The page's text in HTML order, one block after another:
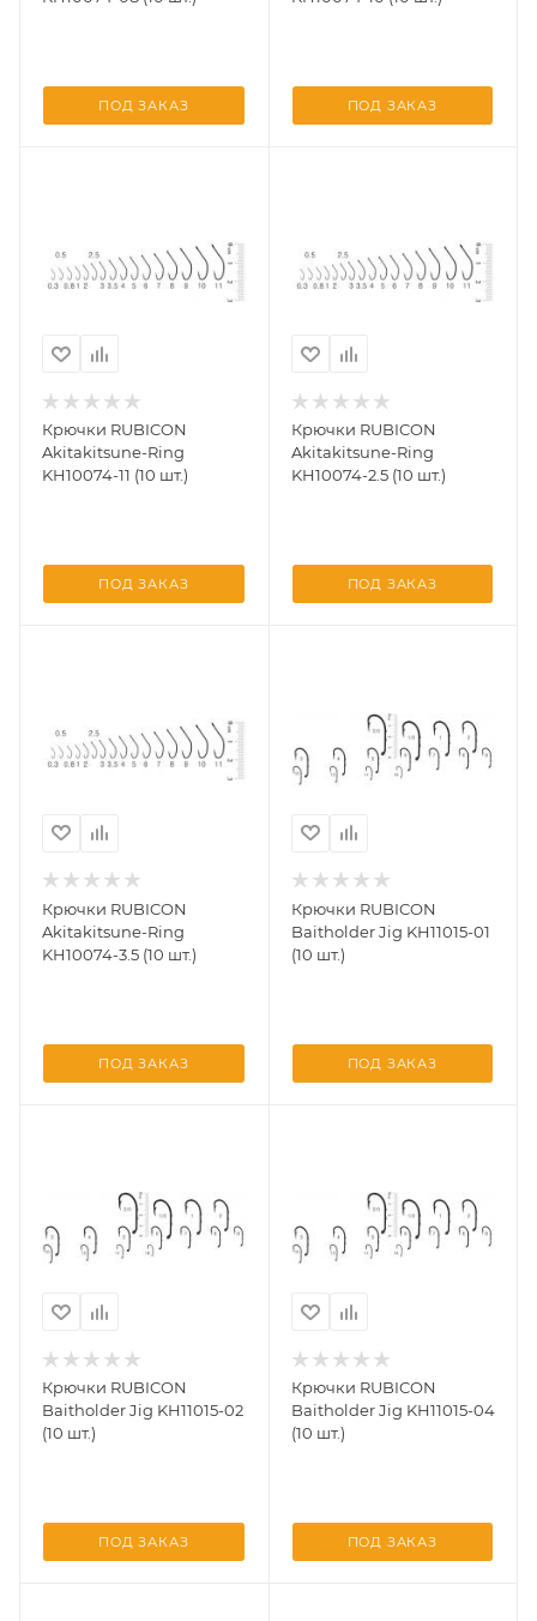
ПОД ЗАКАЗ ПОД ЗАКАЗ
Крючки RUBICON
Akitakitsune-Ring
KH10074-11 (10 шт.)
ПОД ЗАКАЗ
Крючки RUBICON
Akitakitsune-Ring
KH10074-2.5 (10 шт.)
ПОД ЗАКАЗ
Крючки RUBICON
Akitakitsune-Ring
KH10074-3.5 (10 шт.)
ПОД ЗАКАЗ
Крючки RUBICON
Baitholder Jig KH11015-01
(10 шт.)
ПОД ЗАКАЗ
Крючки RUBICON
Baitholder Jig KH11015-02
(10 шт.)
ПОД ЗАКАЗ
Крючки RUBICON
Baitholder Jig KH11015-04
(10 шт.)
ПОД ЗАКАЗ